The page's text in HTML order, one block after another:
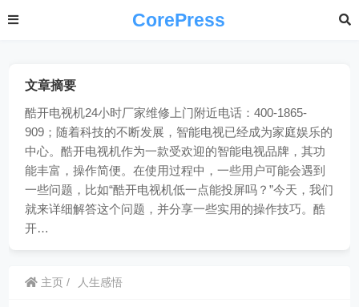
CorePress
文章摘要
酷开电视机24小时厂家维修上门附近电话：400-1865-
909；随着科技的不断发展，智能电视已经成为家庭娱乐的
中心。酷开电视机作为一款受欢迎的智能电视品牌，其功
能丰富，操作简便。在使用过程中，一些用户可能会遇到
一些问题，比如“酷开电视机低一点能投屏吗？”今天，我们
就来详细解答这个问题，并分享一些实用的操作技巧。酷
开…
主页 人生感悟